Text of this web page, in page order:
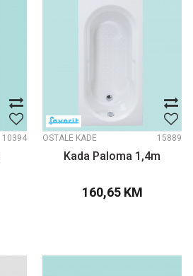
10394 OSTALE KADE 15889
Kada Paloma 1,4m
160,65 KM